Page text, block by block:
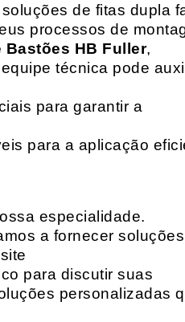
de fitas dupla
processos de
Bastões HB Fuller,
técnica pode
para garantir a
para a aplicação
especialidade.
a fornecer
para discutir suas
personalizadas